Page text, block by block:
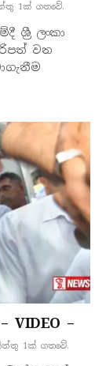
1ක් ගතවේ.
ශ්‍රී ලංකා
වන
–
1ක් ගතවේ.